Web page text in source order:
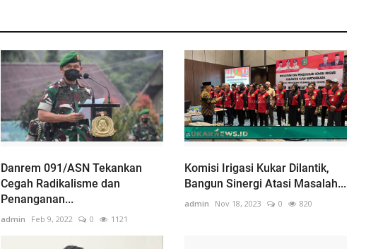
Danrem 091/ASN Tekankan
Cegah Radikalisme dan
Penanganan...
admin Feb 9, 2022 0 1121
Komisi Irigasi Kukar Dilantik,
Bangun Sinergi Atasi Masalah...
admin Nov 18, 2023 0 820